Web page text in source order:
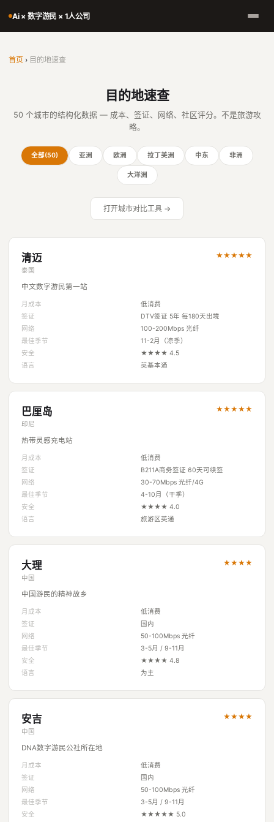
Ai × 数字游民 × 1人公司
首页 › 目的地速查
目的地速查
50 个城市的结构化数据 — 成本、签证、网络、社区评分。不是旅游攻
略。
全部(50) 亚洲 欧洲 拉丁美洲 中东 非洲
大洋洲
打开城市对比工具 →
清迈
泰国
★★★★★
中文数字游民第一站
月成本
低消费
签证
DTV签证 5年 每180天出境
网络
100-200Mbps 光纤
最佳季节
11-2月（凉季）
安全
★★★★ 4.5
语言
英基本通
巴厘岛
印尼
★★★★★
热带灵感充电站
月成本
低消费
签证
B211A商务签证 60天可续签
网络
30-70Mbps 光纤/4G
最佳季节
4-10月（干季）
安全
★★★★ 4.0
语言
旅游区英通
大理
中国
★★★★
中国游民的精神故乡
月成本
低消费
签证
国内
网络
50-100Mbps 光纤
最佳季节
3-5月 / 9-11月
安全
★★★★ 4.8
语言
为主
安吉
中国
★★★★
DNA数字游民公社所在地
月成本
低消费
签证
国内
网络
50-100Mbps 光纤
最佳季节
3-5月 / 9-11月
安全
★★★★★ 5.0